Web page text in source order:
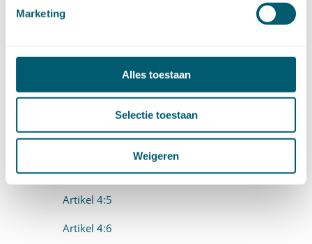
Marketing
Alles toestaan
Selectie toestaan
Weigeren
4.1 Beschikkingen (artt. 4:1-4:20f)
Artikel 4:1
Artikel 4:3a
Artikel 4:4
Artikel 4:5
Artikel 4:6